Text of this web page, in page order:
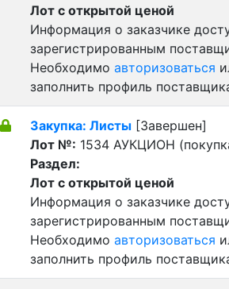
Лот с открытой ценой
Информация о заказчике
зарегистрированным
Необходимо авторизоваться
заполнить профиль
Закупка: Листы [Завершен]
Лот №: 1534 АУКЦИОН
Раздел:
Лот с открытой ценой
Информация о заказчике
зарегистрированным
Необходимо авторизоваться
заполнить профиль